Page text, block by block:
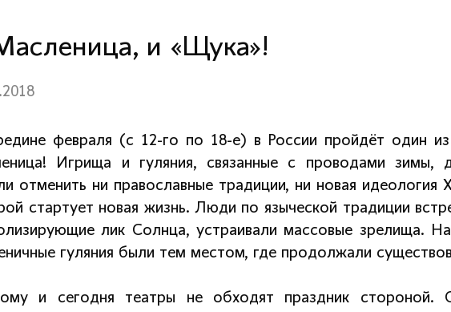
и «Щука»!
февраля (с 12-го по 18-е) в России пройдёт один
Игрища и гуляния, связанные с проводами зимы,
отменить ни православные традиции, ни новая идеология
стартует новая жизнь. Люди по языческой традиции
лик Солнца, устраивали массовые зрелища.
гуляния были тем местом, где продолжали
и сегодня театры не обходят праздник